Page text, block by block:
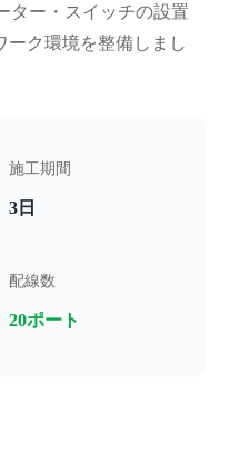
ター・スイッチの設置
ーク環境を整備しまし
施工期間
3日
配線数
20ポート